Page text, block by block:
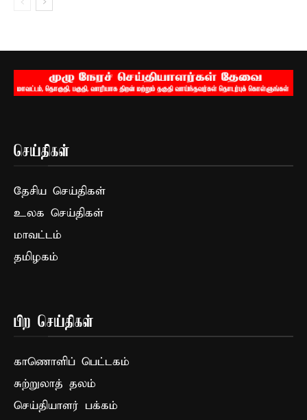
செய்திகள்
தேசிய செய்திகள்
உலக செய்திகள்
மாவட்டம்
தமிழகம்
பிற செய்திகள்
காணொளிப் பெட்டகம்
சுற்றுலாத் தலம்
செய்தியாளர் பக்கம்